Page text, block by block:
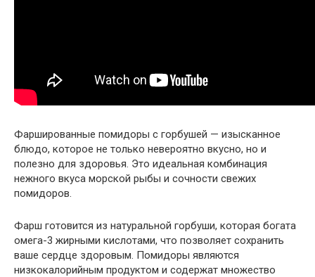
Фаршированные помидоры с горбушей — изысканное
блюдо, которое не только невероятно вкусно, но и
полезно для здоровья. Это идеальная комбинация
нежного вкуса морской рыбы и сочности свежих
помидоров.
Фарш готовится из натуральной горбуши, которая богата
омега-3 жирными кислотами, что позволяет сохранить
ваше сердце здоровым. Помидоры являются
низкокалорийным продуктом и содержат множество